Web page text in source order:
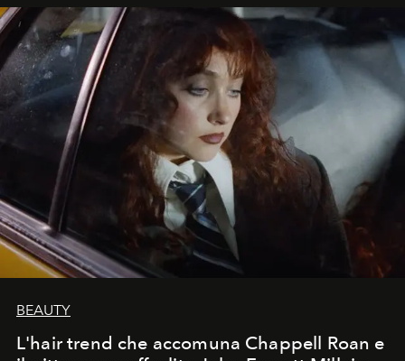
BEAUTY
L'hair trend che accomuna Chappell Roan e